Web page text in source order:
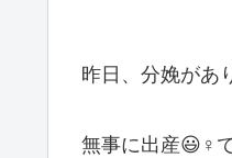
昨日、分娩があ
無事に出産😃♀️